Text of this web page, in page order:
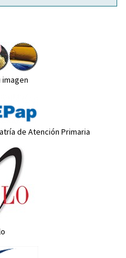
imagen
de Atención Primaria